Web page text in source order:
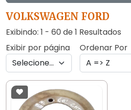
VOLKSWAGEN FORD
Exibindo: 1 - 60 de 1 Resultados
Exibir por página
Ordenar Por